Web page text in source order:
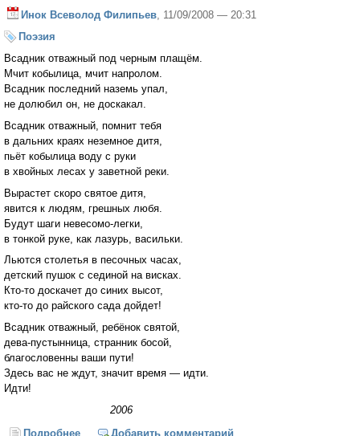
Инок Всеволод Филипьев, 11/09/2008 — 20:31
Поэзия
Всадник отважный под черным плащём.
Мчит кобылица, мчит напролом.
Всадник последний наземь упал,
не долюбил он, не доскакал.
Всадник отважный, помнит тебя
в дальних краях неземное дитя,
пьёт кобылица воду с руки
в хвойных лесах у заветной реки.
Вырастет скоро святое дитя,
явится к людям, грешных любя.
Будут шаги невесомо-легки,
в тонкой руке, как лазурь, васильки.
Льются столетья в песочных часах,
детский пушок с сединой на висках.
Кто-то доскачет до синих высот,
кто-то до райского сада дойдет!
Всадник отважный, ребёнок святой,
дева-пустынница, странник босой,
благословенны ваши пути!
Здесь вас не ждут, значит время — идти.
Идти!
2006
Подробнее о Время — идти
Добавить комментарий